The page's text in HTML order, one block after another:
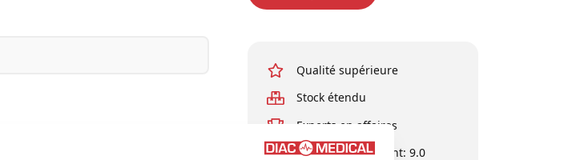
Qualité supérieure
Stock étendu
Experts en affaires
Évaluation du client: 9.0